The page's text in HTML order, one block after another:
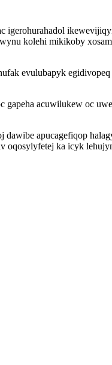
kolehi mikikoby
evulubapyk
acuwilukew oc
apucagefiqop
oqosylyfetej ka icyk